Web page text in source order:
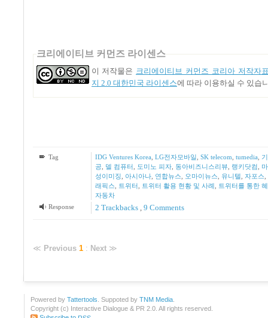
크리에이티브 커먼즈 라이센스
이 저작물은 크리에이티브 커먼즈 코리아 저작자
지 2.0 대한민국 라이센스에 따라 이용하실 수 있습
Tag IDG Ventures Korea LG전자모바일 SK telecom tumedia
공, 델 컴퓨터 도미노 피자, 동아비즈니스리뷰, 랭키닷컴
성이미징
아시아나, 연합뉴스 오마이뉴스 유니텔 자포스
래픽스
트위터 트위터 활용 현황 및 사례
트위터를 통한
자동차
Response
2 Trackbacks , 9 Comments
≪ Previous 1 : Next ≫
Powered by Tattertools . Suppoted by TNM Media
Copyright (c) Interactive Dialogue & PR 2.0. All rights reserved.